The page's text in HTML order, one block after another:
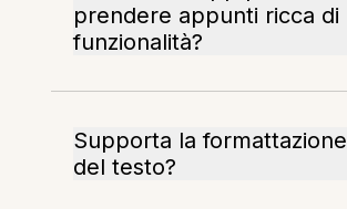
prendere appunti ricca di
funzionalità?
Supporta la formattazione
del testo?